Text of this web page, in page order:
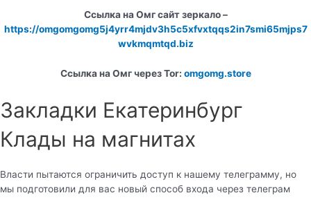
Ссылка на Омг сайт зеркало –
https://omgomgomg5j4yrr4mjdv3h5c5xfvxtqqs2in7smi65mjps7
wvkmqmtqd.biz
Ссылка на Омг через Tor: omgomg.store
Закладки Екатеринбург
Клады на магнитах
Власти пытаются ограничить доступ к нашему телеграмму, но
мы подготовили для вас новый способ входа через телеграм